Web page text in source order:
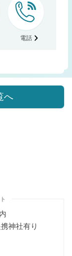
電話
へ
神社有り